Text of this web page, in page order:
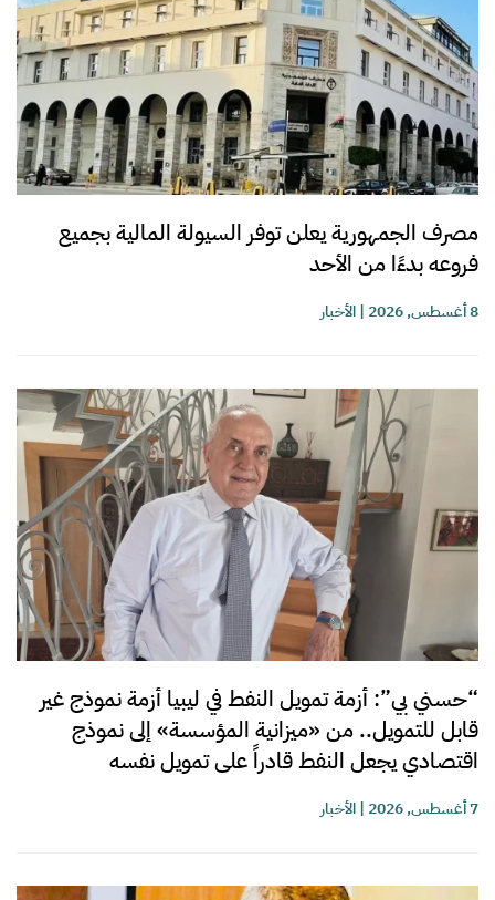
مصرف الجمهورية يعلن توفر السيولة المالية بجميع
فروعه بدءًا من الأحد
8 أغسطس, 2026 |الأخبار
“حسني بي”: أزمة تمويل النفط في ليبيا أزمة نموذج غير
قابل للتمويل.. من «ميزانية المؤسسة» إلى نموذج
اقتصادي يجعل النفط قادراً على تمويل نفسه
7 أغسطس, 2026 |الأخبار